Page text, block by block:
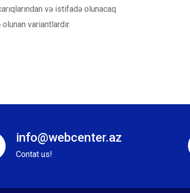
və istifadə olunacaq
variantlardır.
info@webcenter.az
Contat us!